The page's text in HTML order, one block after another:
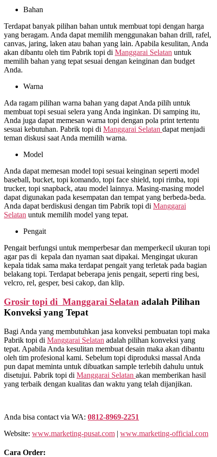
Bahan
Terdapat banyak pilihan bahan untuk membuat topi dengan harga
yang beragam. Anda dapat memilih menggunakan bahan drill, rafel,
canvas, jaring, laken atau bahan yang lain. Apabila kesulitan, Anda
akan dibantu oleh tim Pabrik topi di Manggarai Selatan untuk
memilih bahan yang tepat sesuai dengan keinginan dan budget
Anda.
Warna
Ada ragam pilihan warna bahan yang dapat Anda pilih untuk
membuat topi sesuai selera yang Anda inginkan. Di samping itu,
Anda juga dapat memesan warna topi dengan pola print tertentu
sesuai kebutuhan. Pabrik topi di Manggarai Selatan dapat menjadi
teman diskusi saat Anda memilih warna.
Model
Anda dapat memesan model topi sesuai keinginan seperti model
baseball, bucket, topi komando, topi face shield, topi rimba, topi
trucker, topi snapback, atau model lainnya. Masing-masing model
dapat digunakan pada kesempatan dan tempat yang berbeda-beda.
Anda dapat berdiskusi dengan tim Pabrik topi di Manggarai
Selatan untuk memilih model yang tepat.
Pengait
Pengait berfungsi untuk memperbesar dan memperkecil ukuran topi
agar pas di kepala dan nyaman saat dipakai. Mengingat ukuran
kepala tidak sama maka terdapat pengait yang terletak pada bagian
belakang topi. Terdapat beberapa jenis pengait, seperti ring besi,
velcro, rel, gesper, besi cakop, dan klip.
Grosir topi di Manggarai Selatan adalah Pilihan
Konveksi yang Tepat
Bagi Anda yang membutuhkan jasa konveksi pembuatan topi maka
Pabrik topi di Manggarai Selatan adalah pilihan konveksi yang
tepat. Apabila Anda kesulitan membuat desain maka akan dibantu
oleh tim profesional kami. Sebelum topi diproduksi massal Anda
pun dapat meminta untuk dibuatkan sample terlebih dahulu untuk
disetujui. Pabrik topi di Manggarai Selatan akan memberikan hasil
yang terbaik dengan kualitas dan waktu yang telah dijanjikan.
Anda bisa contact via WA: 0812-8969-2251
Website: www.marketing-pusat.com | www.marketing-official.com
Cara Order: